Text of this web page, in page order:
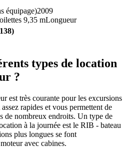
équipage)2009
9,35 mLongueur
types de location
?
est très courante pour les excursions
rapides et vous permettent de
de nombreux endroits. Un type de
à la journée est le RIB - bateau
plus longues se font
avec cabines.